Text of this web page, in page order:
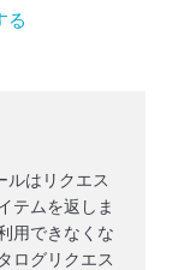
る
ルはリクエス
テムを返しま
用できなくな
ログリクエス